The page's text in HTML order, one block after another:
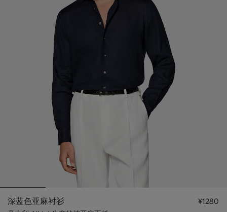
深蓝色亚麻衬衫 ¥1280